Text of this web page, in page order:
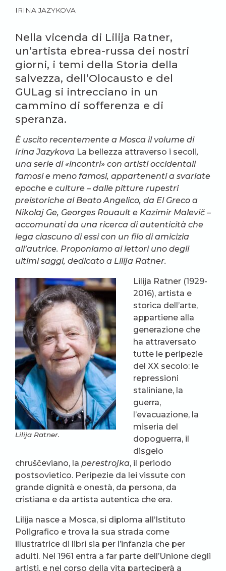
IRINA JAZYKOVA
Nella vicenda di Lilija Ratner,
un’artista ebrea-russa dei nostri
giorni, i temi della Storia della
salvezza, dell’Olocausto e del
GULag si intrecciano in un
cammino di sofferenza e di
speranza.
È uscito recentemente a Mosca il volume di
Irina Jazykova La bellezza attraverso i secoli,
una serie di «incontri» con artisti occidentali
famosi e meno famosi, appartenenti a svariate
epoche e culture – dalle pitture rupestri
preistoriche al Beato Angelico, da El Greco a
Nikolaj Ge, Georges Rouault e Kazimir Malevič –
accomunati da una ricerca di autenticità che
lega ciascuno di essi con un filo di amicizia
all’autrice. Proponiamo ai lettori uno degli
ultimi saggi, dedicato a Lilija Ratner.
Lilija Ratner.
Lilija Ratner (1929-
2016), artista e
storica dell’arte,
appartiene alla
generazione che
ha attraversato
tutte le peripezie
del XX secolo: le
repressioni
staliniane, la
guerra,
l’evacuazione, la
miseria del
dopoguerra, il
disgelo
chruščeviano, la perestrojka, il periodo
postsovietico. Peripezie da lei vissute con
grande dignità e onestà, da persona, da
cristiana e da artista autentica che era.
Lilija nasce a Mosca, si diploma all’Istituto
Poligrafico e trova la sua strada come
illustratrice di libri sia per l’infanzia che per
adulti. Nel 1961 entra a far parte dell’Unione degli
artisti, e nel corso della vita parteciperà a